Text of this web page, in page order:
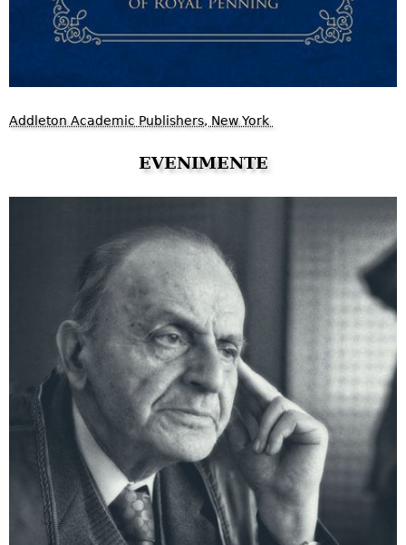
Addleton Academic Publishers, New York
EVENIMENTE